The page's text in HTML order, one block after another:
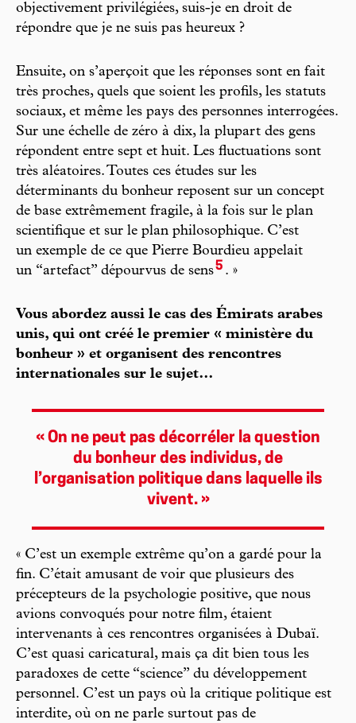
objectivement privilégiées, suis-je en droit de
répondre que je ne suis pas heureux ?
Ensuite, on s’aperçoit que les réponses sont en fait
très proches, quels que soient les profils, les statuts
sociaux, et même les pays des personnes interrogées.
Sur une échelle de zéro à dix, la plupart des gens
répondent entre sept et huit. Les fluctuations sont
très aléatoires. Toutes ces études sur les
déterminants du bonheur reposent sur un concept
de base extrêmement fragile, à la fois sur le plan
scientifique et sur le plan philosophique. C’est
un exemple de ce que Pierre Bourdieu appelait
un “artefact” dépourvus de sens5 . »
Vous abordez aussi le cas des Émirats arabes
unis, qui ont créé le premier « ministère du
bonheur » et organisent des rencontres
internationales sur le sujet…
« On ne peut pas décorréler la question
du bonheur des individus, de
l’organisation politique dans laquelle ils
vivent. »
« C’est un exemple extrême qu’on a gardé pour la
fin. C’était amusant de voir que plusieurs des
précepteurs de la psychologie positive, que nous
avions convoqués pour notre film, étaient
intervenants à ces rencontres organisées à Dubaï.
C’est quasi caricatural, mais ça dit bien tous les
paradoxes de cette “science” du développement
personnel. C’est un pays où la critique politique est
interdite, où on ne parle surtout pas de